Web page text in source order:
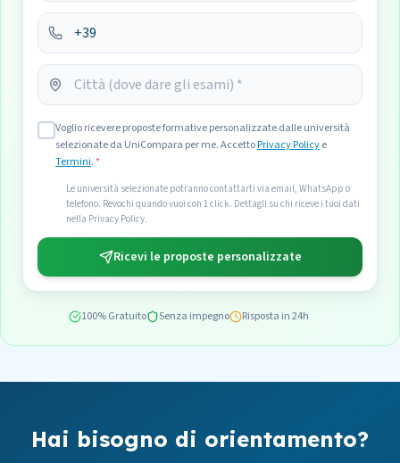
Voglio ricevere proposte formative personalizzate dalle università
selezionate da UniCompara per me. AccettoPrivacy Policye
Termini.*
Le università selezionate potranno contattarti via email, WhatsApp o
telefono. Revochi quando vuoi con 1 click. Dettagli su chi riceve i tuoi dati
nella Privacy Policy.
Ricevi le proposte personalizzate
100% Gratuito Senza impegno Risposta in 24h
Hai bisogno di orientamento?